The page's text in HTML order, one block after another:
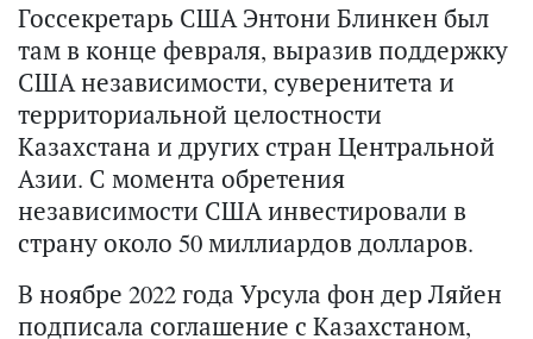
Госсекретарь США Энтони Блинкен был
там в конце февраля, выразив поддержку
США независимости, суверенитета и
территориальной целостности
Казахстана и других стран Центральной
Азии. С момента обретения
независимости США инвестировали в
страну около 50 миллиардов долларов.
В ноябре 2022 года Урсула фон дер Ляйен
подписала соглашение с Казахстаном,